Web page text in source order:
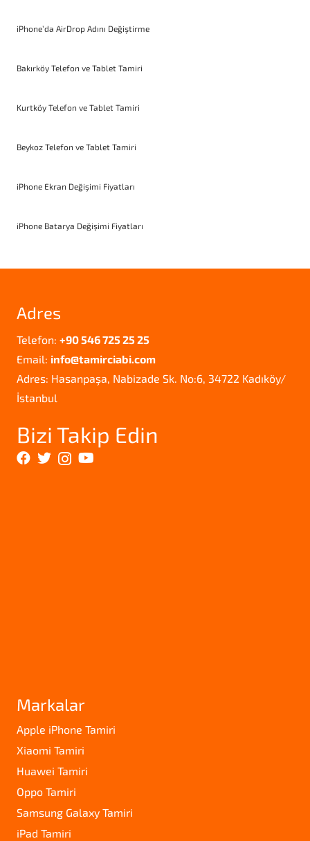
iPhone’da AirDrop Adını Değiştirme
Bakırköy Telefon ve Tablet Tamiri
Kurtköy Telefon ve Tablet Tamiri
Beykoz Telefon ve Tablet Tamiri
iPhone Ekran Değişimi Fiyatları
iPhone Batarya Değişimi Fiyatları
Adres
Telefon: +90 546 725 25 25
Email: info@tamirciabi.com
Adres: Hasanpaşa, Nabizade Sk. No:6, 34722 Kadıköy/
İstanbul
Bizi Takip Edin
Markalar
Apple iPhone Tamiri
Xiaomi Tamiri
Huawei Tamiri
Oppo Tamiri
Samsung Galaxy Tamiri
iPad Tamiri